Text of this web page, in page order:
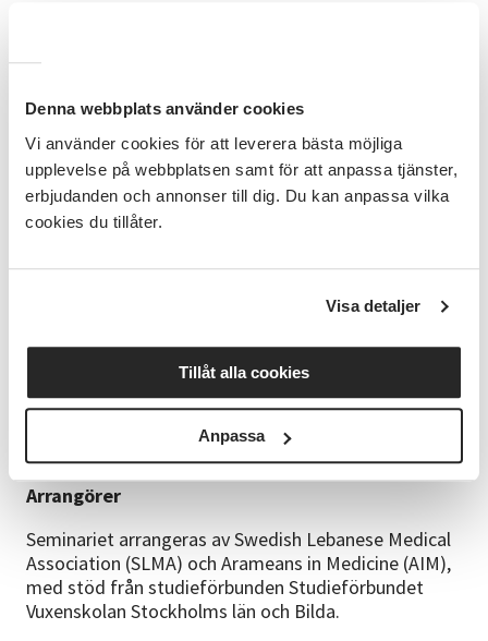
Denna webbplats använder cookies
Vi använder cookies för att leverera bästa möjliga
upplevelse på webbplatsen samt för att anpassa tjänster,
erbjudanden och annonser till dig. Du kan anpassa vilka
cookies du tillåter.
Visa detaljer
Tillåt alla cookies
Anpassa
Verktyg för att skapa bättre balans mellan
arbete och privatliv
Kunskap om hur psykisk hälsa påverkar vår
vardag och arbetsförmåga
Möjlighet att delta i workshop och reflektion
tillsammans med andra deltagare
mer hållbart liv
📅 Datum: Lördag 10 oktober 2026
🕘 Plats: Garbo, Sunbybergstorg 1, Sundbyberg
💰 Deltagaravgift: 50 kr vid anmälan senast 31
augusti 2026. Därefter 100 kr.
Arrangörer
Seminariet arrangeras av Swedish Lebanese Medical
Association (SLMA) och Arameans in Medicine (AIM),
med stöd från studieförbunden Studieförbundet
Vuxenskolan Stockholms län och Bilda.